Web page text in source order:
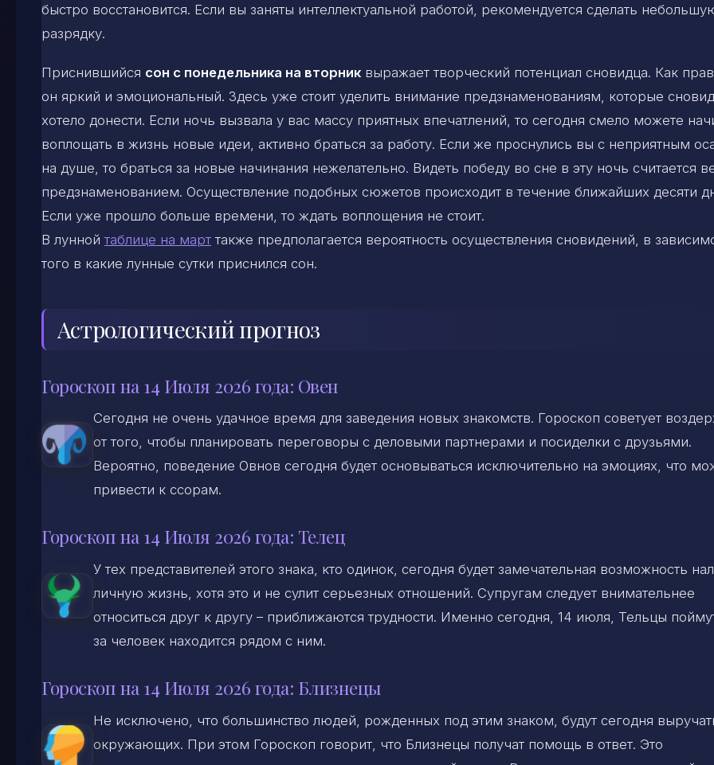
быстро восстановится. Если вы заняты интеллектуальной работой, рекомендуется сделать
разрядку.
Приснившийся сон с понедельника на вторник выражает творческий потенциал сновидца. Как
он яркий и эмоциональный. Здесь уже стоит уделить внимание предзнаменованиям, которые
хотело донести. Если ночь вызвала у вас массу приятных впечатлений, то сегодня смело можете
воплощать в жизнь новые идеи, активно браться за работу. Если же проснулись вы с неприятным
на душе, то браться за новые начинания нежелательно. Видеть победу во сне в эту ночь считается
предзнаменованием. Осуществление подобных сюжетов происходит в течение ближайших десяти
Если уже прошло больше времени, то ждать воплощения не стоит.
В луннойтаблице на март также предполагается вероятность осуществления сновидений, в
того в какие лунные сутки приснился сон.
Астрологический прогноз
Гороскоп на 14 Июля 2026 года: Овен
Сегодня не очень удачное время для заведения новых знакомств. Гороскоп советует
от того, чтобы планировать переговоры с деловыми партнерами и посиделки с друзьями.
Вероятно, поведение Овнов сегодня будет основываться исключительно на эмоциях, что
привести к ссорам.
Гороскоп на 14 Июля 2026 года: Телец
У тех представителей этого знака, кто одинок, сегодня будет замечательная возможность
личную жизнь, хотя это и не сулит серьезных отношений. Супругам следует внимательнее
относиться друг к другу – приближаются трудности. Именно сегодня, 14 июля, Тельцы
за человек находится рядом с ним.
Гороскоп на 14 Июля 2026 года: Близнецы
Не исключено, что большинство людей, рожденных под этим знаком, будут сегодня
окружающих. При этом Гороскоп говорит, что Близнецы получат помощь в ответ. Это